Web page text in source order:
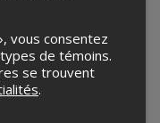
vous consentez
de témoins.
se trouvent
.